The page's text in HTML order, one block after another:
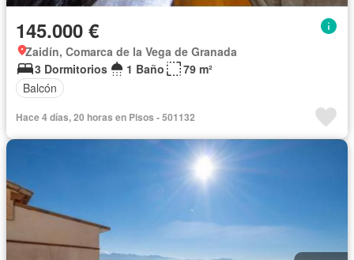
145.000 €
Zaidín, Comarca de la Vega de Granada
3 Dormitorios
1 Baño
79 m²
Balcón
Hace 4 días, 20 horas en Pisos - 501132